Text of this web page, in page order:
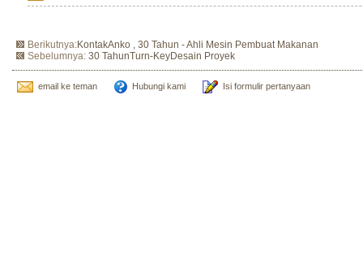
Berikutnya:KontakAnko , 30 Tahun - Ahli Mesin Pembuat Makanan
Sebelumnya: 30 TahunTurn-KeyDesain Proyek
email ke teman Hubungi kami Isi formulir pertanyaan